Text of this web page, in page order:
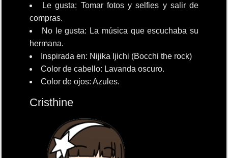
Le gusta: Tomar fotos y selfies y salir de
compras.
No le gusta: La música que escuchaba su
hermana.
Inspirada en: Nijika Ijichi (Bocchi the rock)
Color de cabello: Lavanda oscuro.
Color de ojos: Azules.
Cristhine